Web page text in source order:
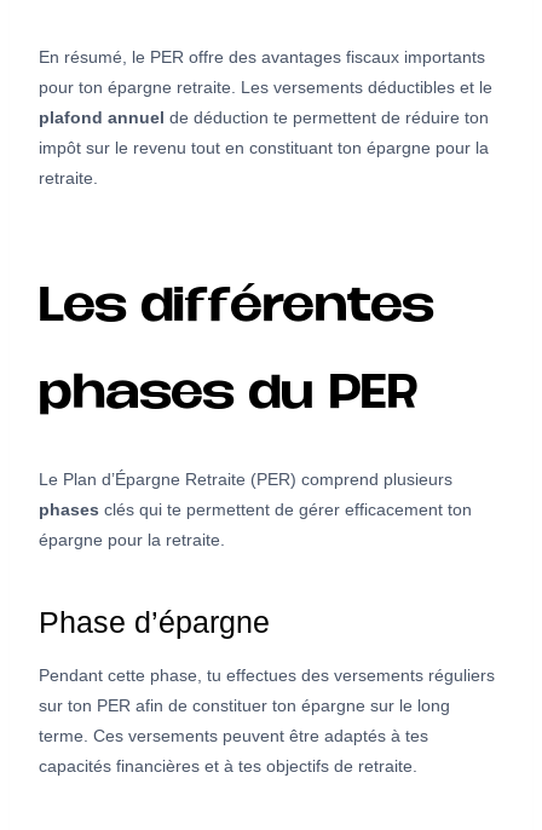
En résumé, le PER offre des avantages fiscaux importants
pour ton épargne retraite. Les versements déductibles et le
plafond annuel de déduction te permettent de réduire ton
impôt sur le revenu tout en constituant ton épargne pour la
retraite.
Les différentes
phases du PER
Le Plan d’Épargne Retraite (PER) comprend plusieurs
phases clés qui te permettent de gérer efficacement ton
épargne pour la retraite.
Phase d’épargne
Pendant cette phase, tu effectues des versements réguliers
sur ton PER afin de constituer ton épargne sur le long
terme. Ces versements peuvent être adaptés à tes
capacités financières et à tes objectifs de retraite.